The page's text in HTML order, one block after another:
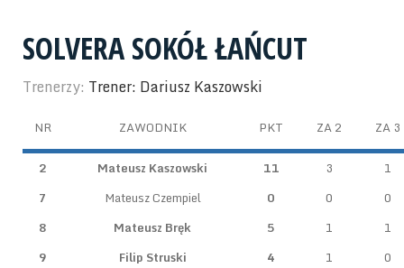
SOLVERA SOKÓŁ ŁAŃCUT
Trenerzy: Trener: Dariusz Kaszowski
NR ZAWODNIK PKT ZA 2 ZA 3
2 Mateusz Kaszowski 11 3
1
7
Mateusz Czempiel 0 0
0
8
Mateusz Bręk 5 1
1
9
Filip Struski 4 1
0